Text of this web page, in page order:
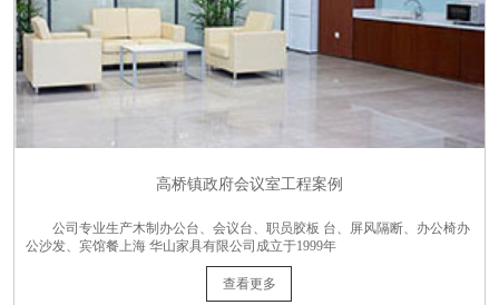
高桥镇政府会议室工程案例
公司专业生产木制办公台、会议台、职员胶板 台、屏风隔断、办公椅办
公沙发、宾馆餐上海 华山家具有限公司成立于1999年
查看更多